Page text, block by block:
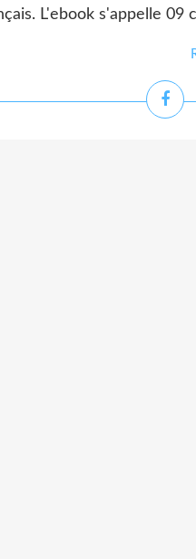
L'ebook s'appelle 09